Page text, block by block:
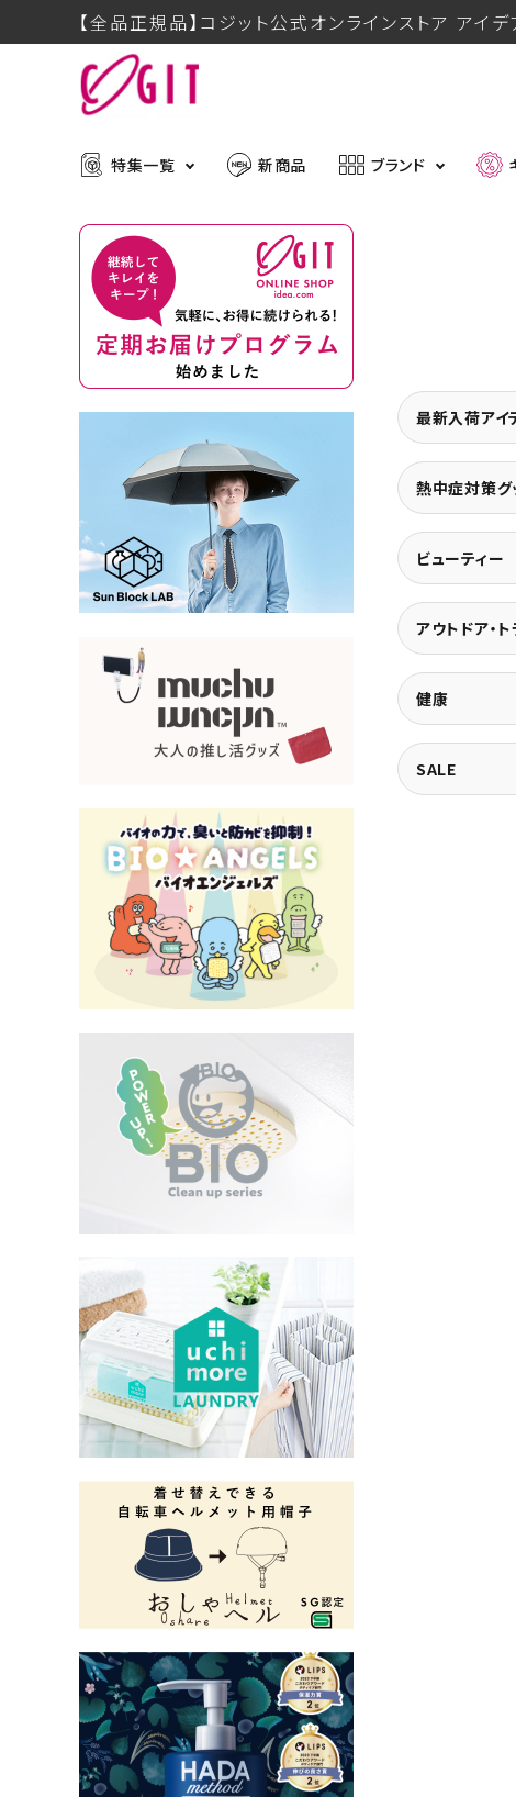
【全品正規品】コジット公式オンラインストア アイ
特集一覧
メディア掲載アイテム
推し活グッズ 掃除グッズ
ボディケア
大量購入・法人
新商品 ブランド
muchu muchu
ACCOUNT MENU
ようこそ ゲスト 様
暑さ・紫外線対策グッズ
ボディメイクグッズ
アウトドア・トラベル
インテリア
INFORMATION
ご利用ガイド
プライバシーポリシー
特定商取引法について
会社概要
お問い合わせ
最新入荷アイ
熱中症対策グ
ビューティー
アウトドア・
健康
SALE